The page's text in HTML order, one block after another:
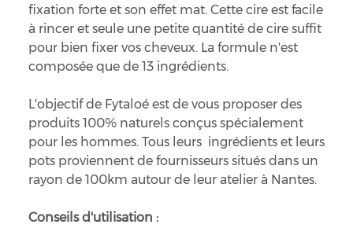
fixation forte et son effet mat. Cette cire est facile
à rincer et seule une petite quantité de cire suffit
pour bien fixer vos cheveux. La formule n'est
composée que de 13 ingrédients.
L'objectif de Fytaloé est de vous proposer des
produits 100% naturels conçus spécialement
pour les hommes. Tous leurs ingrédients et leurs
pots proviennent de fournisseurs situés dans un
rayon de 100km autour de leur atelier à Nantes.
Conseils d'utilisation :